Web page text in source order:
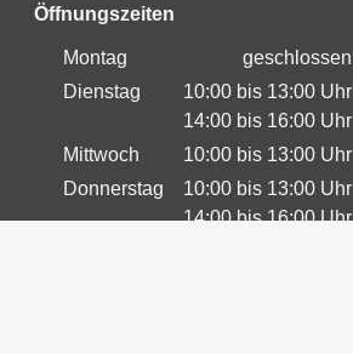
Öffnungszeiten
Montag
geschlossen
Dienstag
10:00 bis 13:00 Uhr
14:00 bis 16:00 Uhr
Mittwoch
10:00 bis 13:00 Uhr
Donnerstag
10:00 bis 13:00 Uhr
14:00 bis 16:00 Uhr